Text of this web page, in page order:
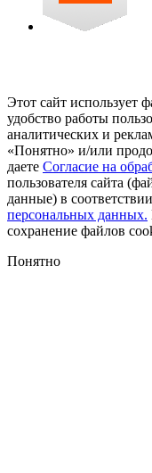
Этот сайт использует
удобство работы
аналитических и
«Понятно» и/или
даете Согласие на
пользователя сайта
данные) в
персональных данных.
сохранение файлов
Понятно